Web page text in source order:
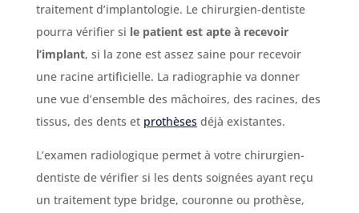
traitement d’implantologie. Le chirurgien-dentiste
pourra vérifier si le patient est apte à recevoir
l’implant, si la zone est assez saine pour recevoir
une racine artificielle. La radiographie va donner
une vue d’ensemble des mâchoires, des racines, des
tissus, des dents et prothèsesdéjà existantes.
L’examen radiologique permet à votre chirurgien-
dentiste de vérifier si les dents soignées ayant reçu
un traitement type bridge, couronne ou prothèse,